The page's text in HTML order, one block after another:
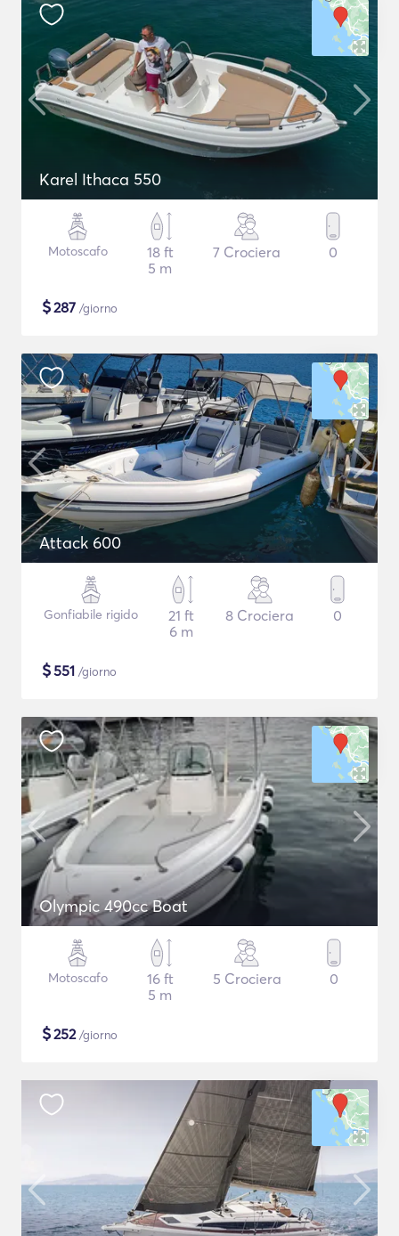
Karel Ithaca 550
Motoscafo
18 ft
5 m
7 Crociera 0
$287 /giorno
Attack 600
Gonfiabile rigido
21 ft
6 m
8 Crociera 0
$551 /giorno
Olympic 490cc Boat
Motoscafo
16 ft
5 m
5 Crociera 0
$252/giorno